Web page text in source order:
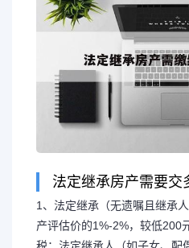
法定继承房产需要交
1、法定继承（无遗嘱且继承
产评估价的1%-2%，较低200
税：法定继承人（如子女、配
长